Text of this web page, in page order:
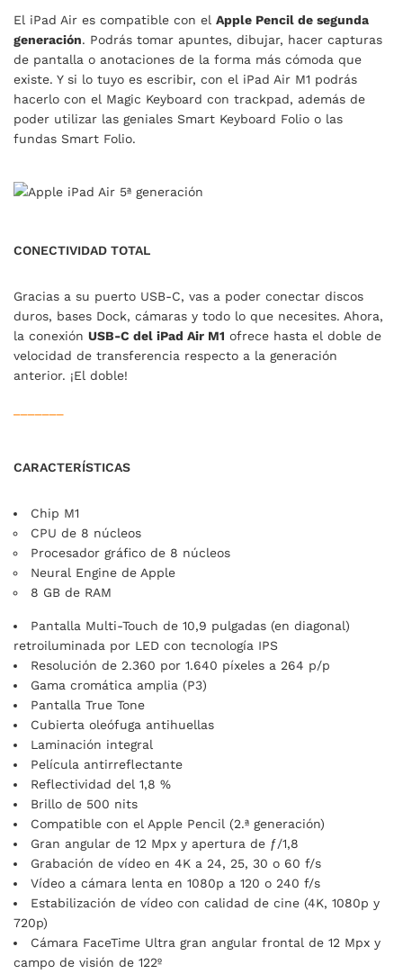
El iPad Air es compatible con el Apple Pencil de segunda
generación. Podrás tomar apuntes, dibujar, hacer capturas
de pantalla o anotaciones de la forma más cómoda que
existe. Y si lo tuyo es escribir, con el iPad Air M1 podrás
hacerlo con el Magic Keyboard con trackpad, además de
poder utilizar las geniales Smart Keyboard Folio o las
fundas Smart Folio.
CONECTIVIDAD TOTAL
Gracias a su puerto USB-C, vas a poder conectar discos
duros, bases Dock, cámaras y todo lo que necesites. Ahora,
la conexión USB-C del iPad Air M1 ofrece hasta el doble de
velocidad de transferencia respecto a la generación
anterior. ¡El doble!
CARACTERÍSTICAS
Chip M1
CPU de 8 núcleos
Procesador gráfico de 8 núcleos
Neural Engine de Apple
8 GB de RAM
Pantalla Multi-Touch de 10,9 pulgadas (en diagonal)
retroiluminada por LED con tecnología IPS
Resolución de 2.360 por 1.640 píxeles a 264 p/p
Gama cromática amplia (P3)
Pantalla True Tone
Cubierta oleófuga antihuellas
Laminación integral
Película antirreflectante
Reflectividad del 1,8 %
Brillo de 500 nits
Compatible con el Apple Pencil (2.ª generación)
Gran angular de 12 Mpx y apertura de ƒ/1,8
Grabación de vídeo en 4K a 24, 25, 30 o 60 f/s
Vídeo a cámara lenta en 1080p a 120 o 240 f/s
Estabilización de vídeo con calidad de cine (4K, 1080p y
720p)
Cámara FaceTime Ultra gran angular frontal de 12 Mpx y
campo de visión de 122º